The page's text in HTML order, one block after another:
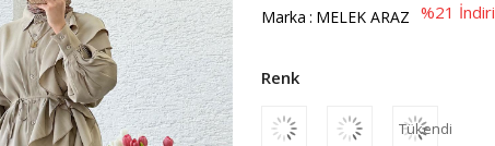
Marka : MELEK ARAZ %21
Tükendi